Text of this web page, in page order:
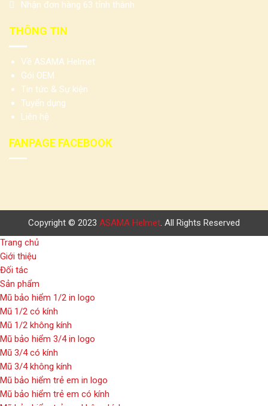
Nhận đơn hàng 63 tỉnh thành
THÔNG TIN
Về ASAMA Helmet
Gói OEM
Tin tức & Sự kiện
Tuyển dụng
Liên hệ
FANPAGE FACEBOOK
Copyright © 2023 ASAMA Helmet. All Rights Reserved
Trang chủ
Giới thiệu
Đối tác
Sản phẩm
Mũ bảo hiểm 1/2 in logo
Mũ 1/2 có kính
Mũ 1/2 không kính
Mũ bảo hiểm 3/4 in logo
Mũ 3/4 có kính
Mũ 3/4 không kính
Mũ bảo hiểm trẻ em in logo
Mũ bảo hiểm trẻ em có kính